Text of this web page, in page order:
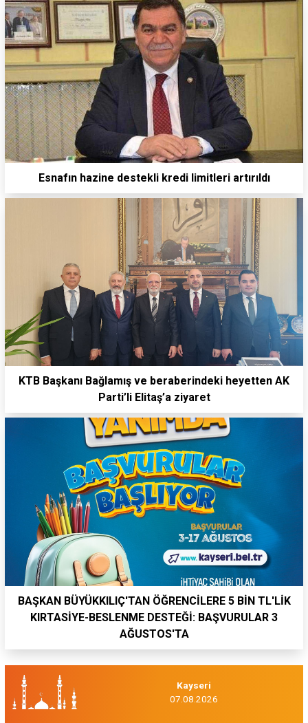
Esnafın hazine destekli kredi limitleri artırıldı
KTB Başkanı Bağlamış ve beraberindeki heyetten AK
Parti’li Elitaş’a ziyaret
BAŞKAN BÜYÜKKILIÇ'TAN ÖĞRENCİLERE 5 BİN TL'LİK
KIRTASİYE-BESLENME DESTEĞİ: BAŞVURULAR 3
AĞUSTOS'TA
Kayseri
07.08.2026